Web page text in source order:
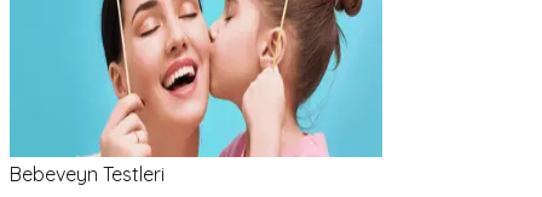
Bebeveyn Testleri